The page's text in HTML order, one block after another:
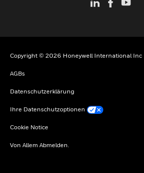
Copyright © 2026 Honeywell International Inc
AGBs
Datenschutzerklärung
Ihre Datenschutzoptionen
Cookie Notice
Von Allem Abmelden.